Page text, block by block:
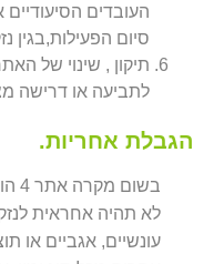
העובדים הסיעודיים
סיום הפעילות,בגין
תיקון , שינוי של
לתביעה או דרישה
הגבלת אחריות.
לא תהיה אחראית
עונשיים, אגביים או